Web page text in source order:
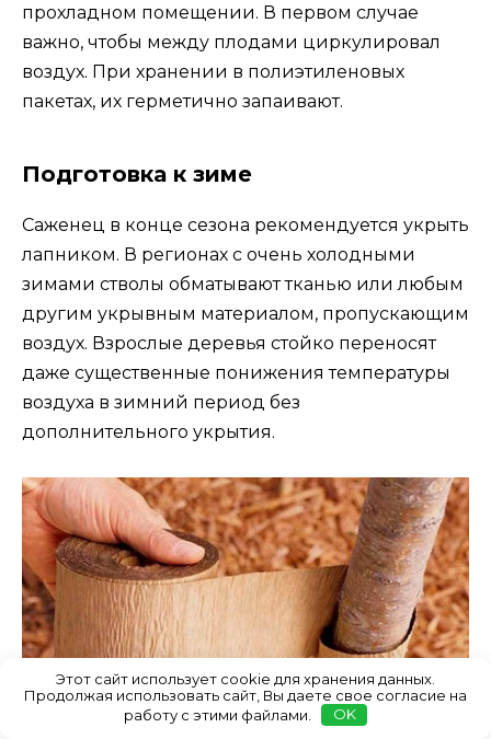
прохладном помещении. В первом случае
важно, чтобы между плодами циркулировал
воздух. При хранении в полиэтиленовых
пакетах, их герметично запаивают.
Подготовка к зиме
Саженец в конце сезона рекомендуется укрыть
лапником. В регионах с очень холодными
зимами стволы обматывают тканью или любым
другим укрывным материалом, пропускающим
воздух. Взрослые деревья стойко переносят
даже существенные понижения температуры
воздуха в зимний период без
дополнительного укрытия.
Этот сайт использует cookie для хранения данных.
Продолжая использовать сайт, Вы даете свое согласие на
работу с этими файлами.
OK